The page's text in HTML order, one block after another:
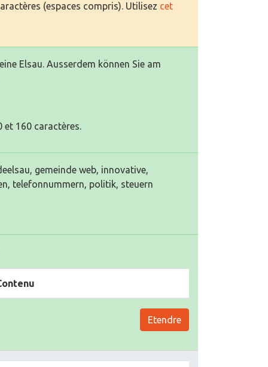
(espaces compris). Utilisez cet
Elsau. Ausserdem können Sie am
et 160 caractères.
gemeinde web, innovative,
telefonnummern, politik, steuern
Etendre